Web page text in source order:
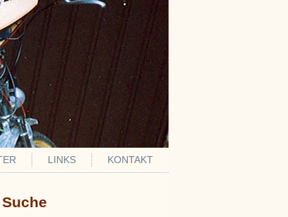
LINKS KONTAKT
Suche